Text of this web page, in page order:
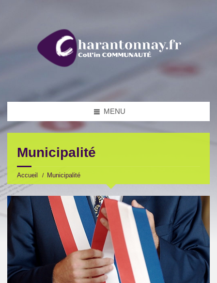
MENU
Municipalité
Accueil Municipalité